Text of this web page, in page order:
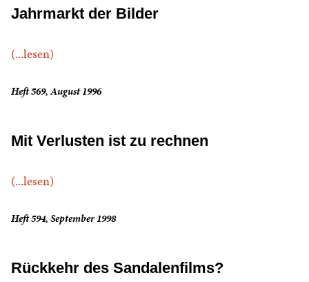
Jahrmarkt der Bilder
(...lesen)
Heft 569, August 1996
Mit Verlusten ist zu rechnen
(...lesen)
Heft 594, September 1998
Rückkehr des Sandalenfilms?